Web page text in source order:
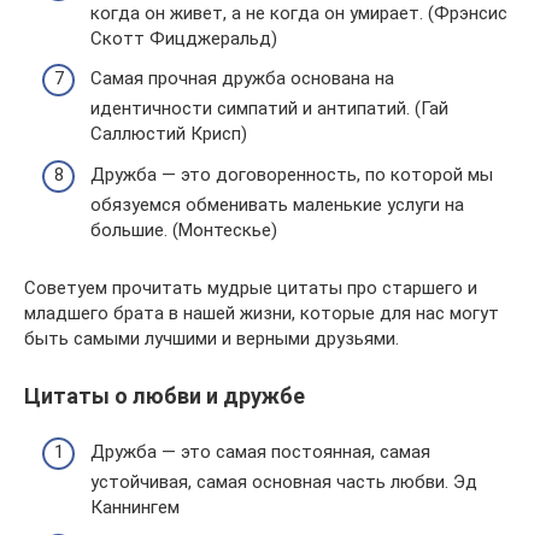
когда он живет, а не когда он умирает. (Фрэнсис
Скотт Фицджеральд)
Самая прочная дружба основана на
идентичности симпатий и антипатий. (Гай
Саллюстий Крисп)
Дружба — это договоренность, по которой мы
обязуемся обменивать маленькие услуги на
большие. (Монтескье)
Советуем прочитать мудрые цитаты про старшего и
младшего брата в нашей жизни, которые для нас могут
быть самыми лучшими и верными друзьями.
Цитаты о любви и дружбе
Дружба — это самая постоянная, самая
устойчивая, самая основная часть любви. Эд
Каннингем